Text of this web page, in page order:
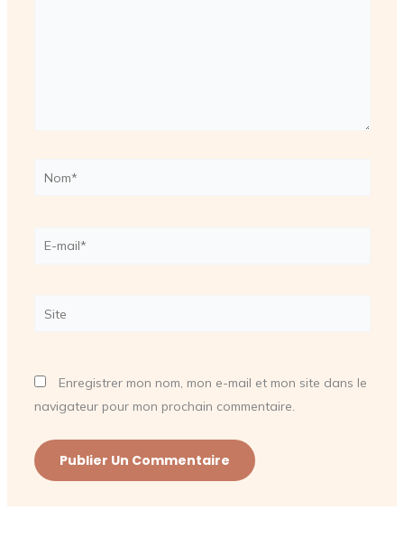
Nom*
E-
Site
Enregistrer mon nom, mon e-mail et mon site dans le
navigateur pour mon prochain commentaire.